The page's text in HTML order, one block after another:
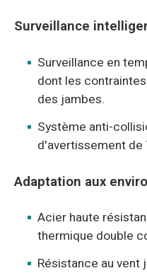
Surveillance
Surveillance en
dont les
des jambes.
Système anti-
d'avertissement de
Adaptation aux
Acier haute
thermique double
Résistance au vent